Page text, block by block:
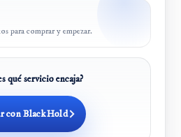
para comprar y empezar.
qué servicio encaja?
con BlackHold